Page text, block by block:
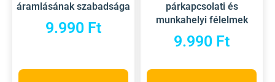
áramlásának szabadsága
9.990 Ft
párkapcsolati és
munkahelyi félelmek
9.990 Ft